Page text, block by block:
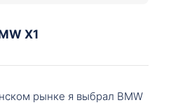
X1
рынке я выбрал BMW